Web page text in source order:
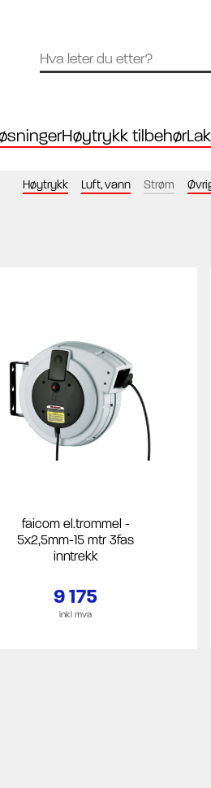
Høytrykk tilbehør
Høytrykk Luft, vann Strøm
faicom el.trommel -
5x2,5mm-15 mtr 3fas
inntrekk
9 175
inkl mva